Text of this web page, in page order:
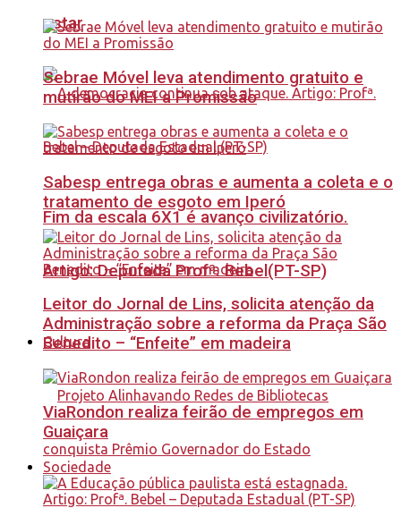
estar
Fim da escala 6X1 é avanço civilizatório.
Artigo: Deputada Profª. Bebel(PT-SP)
Cultura
Sebrae Móvel leva atendimento gratuito e
mutirão do MEI a Promissão
Sabesp entrega obras e aumenta a coleta e o
tratamento de esgoto em Iperó
Leitor do Jornal de Lins, solicita atenção da
Administração sobre a reforma da Praça São
Benedito – “Enfeite” em madeira
ViaRondon realiza feirão de empregos em
Guaiçara
Sociedade